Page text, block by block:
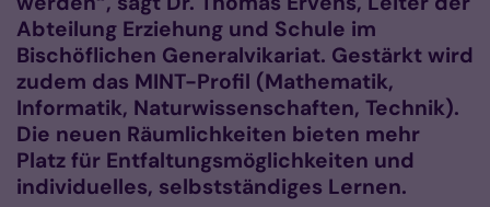
Abteilung Erziehung und Schule im
Bischöflichen Generalvikariat. Gestärkt wird
zudem das MINT-Profil (Mathematik,
Informatik, Naturwissenschaften, Technik).
Die neuen Räumlichkeiten bieten mehr
Platz für Entfaltungsmöglichkeiten und
individuelles, selbstständiges Lernen.